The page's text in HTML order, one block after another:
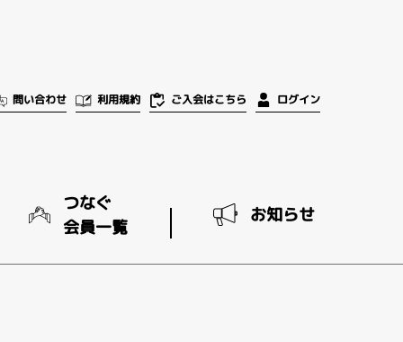
問い合わせ 利用規約 ご入会はこちら ログイン
つなぐ
会員一覧
お知らせ